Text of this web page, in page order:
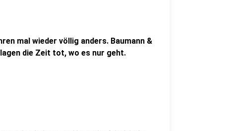
mal wieder völlig anders. Baumann &
die Zeit tot, wo es nur geht.